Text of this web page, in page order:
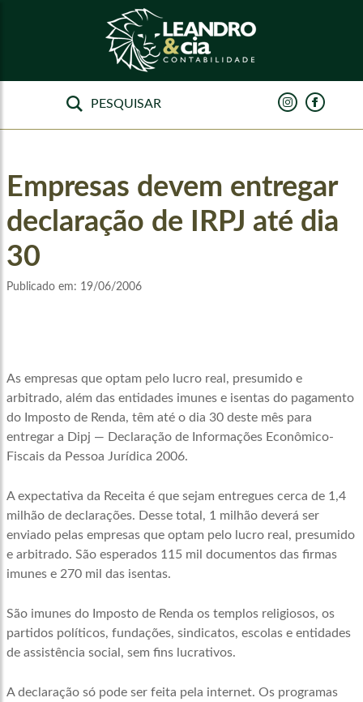
Empresas devem entregar
declaração de IRPJ até dia
30
Publicado em: 19/06/2006
As empresas que optam pelo lucro real, presumido e
arbitrado, além das entidades imunes e isentas do pagamento
do Imposto de Renda, têm até o dia 30 deste mês para
entregar a Dipj — Declaração de Informações Econômico-
Fiscais da Pessoa Jurídica 2006.
A expectativa da Receita é que sejam entregues cerca de 1,4
milhão de declarações. Desse total, 1 milhão deverá ser
enviado pelas empresas que optam pelo lucro real, presumido
e arbitrado. São esperados 115 mil documentos das firmas
imunes e 270 mil das isentas.
São imunes do Imposto de Renda os templos religiosos, os
partidos políticos, fundações, sindicatos, escolas e entidades
de assistência social, sem fins lucrativos.
A declaração só pode ser feita pela internet. Os programas